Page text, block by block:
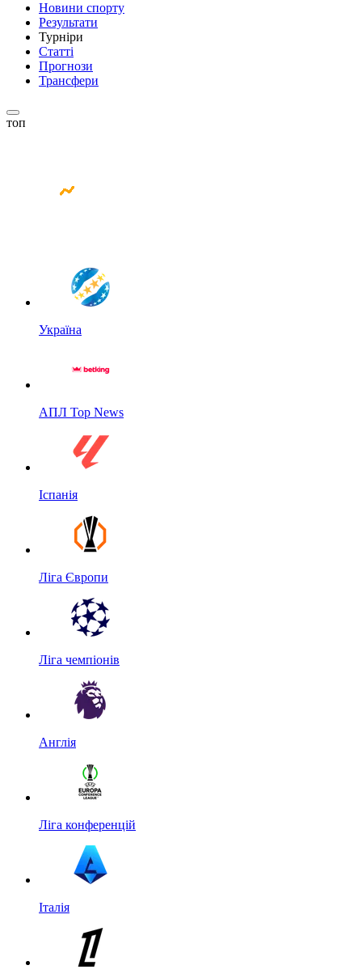
Новини спорту
Результати
Турніри
Статті
Прогнози
Трансфери
топ
Україна
АПЛ Top News
Іспанія
Ліга Європи
Ліга чемпіонів
Англія
Ліга конференцій
Італія